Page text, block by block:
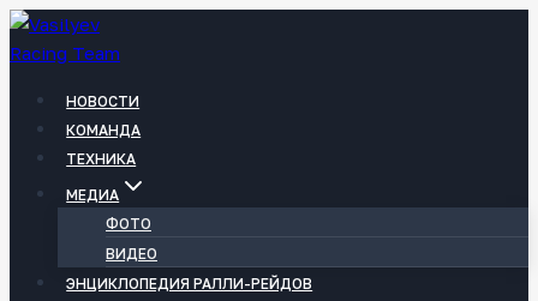
Перейти
к
НОВОСТИ
КОМАНДА
ТЕХНИКА
МЕДИА
ФОТО
ВИДЕО
ЭНЦИКЛОПЕДИЯ РАЛЛИ-РЕЙДОВ